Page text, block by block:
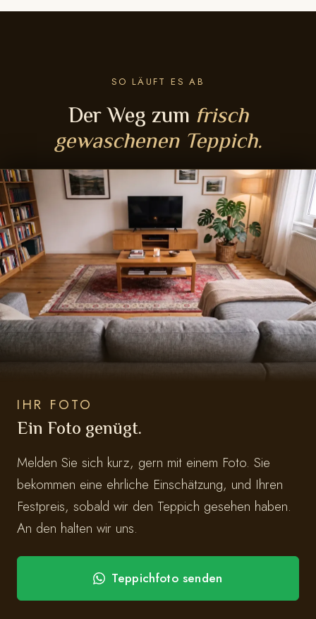
SO LÄUFT ES AB
Der Weg zum frisch
gewaschenen Teppich.
IHR FOTO
Ein Foto genügt.
Melden Sie sich kurz, gern mit einem Foto. Sie
bekommen eine ehrliche Einschätzung, und Ihren
Festpreis, sobald wir den Teppich gesehen haben.
An den halten wir uns.
Teppichfoto senden